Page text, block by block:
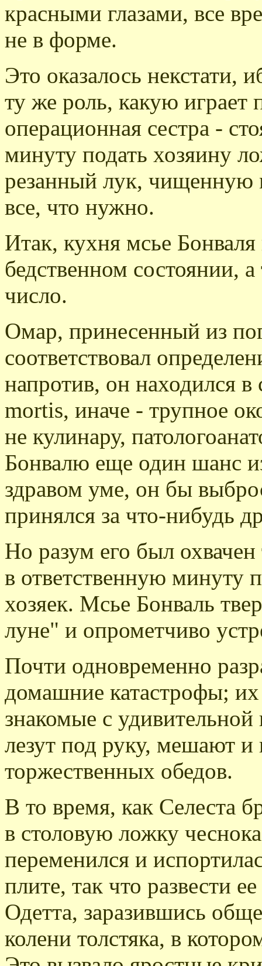
красными глазами, все
не в форме.
Это оказалось некстати,
ту же роль, какую играет
операционная сестра -
минуту подать хозяину
резанный лук, чищенную
все, что нужно.
Итак, кухня мсье Бонваля
бедственном состоянии,
число.
Омар, принесенный из
соответствовал
напротив, он находился
mortis, иначе - трупное
не кулинару,
Бонвалю еще один шанс
здравом уме, он бы
принялся за что-нибудь
Но разум его был
в ответственную минуту
хозяек. Мсье Бонваль
луне" и опрометчиво
Почти одновременно
домашние катастрофы;
знакомые с
лезут под руку, мешают и
торжественных обедов.
В то время, как Селеста
в столовую ложку
переменился и
плите, так что развести
Одетта, заразившись
колени толстяка, в